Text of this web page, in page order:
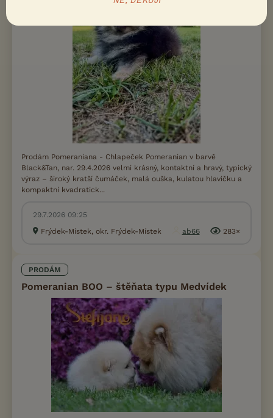
Prodám Pomeraniana - Chlapeček Pomeranian v barvě
Black&Tan, nar. 29.4.2026 velmi krásný, kontaktní a hravý, typický
výraz – široký kratší čumáček, malá ouška, kulatou hlavičku a
kompaktní kvadratick...
29.7.2026 09:25
Frýdek-Místek, okr. Frýdek-Místek
ab66 283×
PRODÁM
Pomeranian BOO – štěňata typu Medvídek